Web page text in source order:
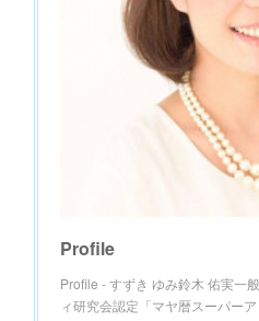
Profile
Profile - すずき ゆみ鈴木 佑実一
ィ研究会認定「マヤ暦スーパー